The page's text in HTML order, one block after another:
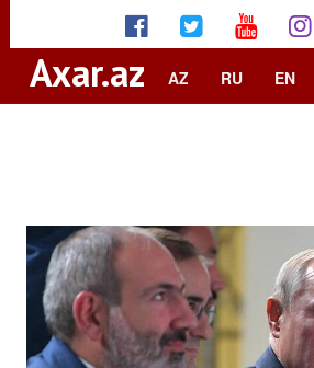
Axar.az AZ RU EN